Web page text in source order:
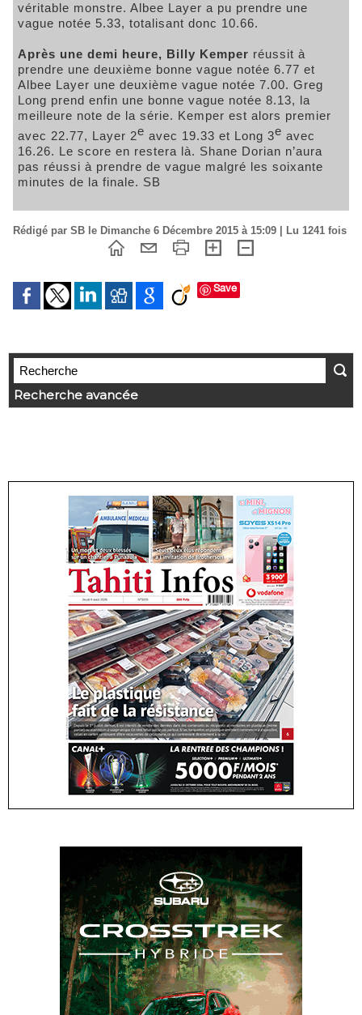
véritable monstre. Albee Layer a pu prendre une
vague notée 5.33, totalisant donc 10.66.
Après une demi heure, Billy Kemper réussit à
prendre une deuxième bonne vague notée 6.77 et
Albee Layer une deuxième vague notée 7.00. Greg
Long prend enfin une bonne vague notée 8.13, la
meilleure note de la série. Kemper est alors premier
avec 22.77, Layer 2e avec 19.33 et Long 3e avec
16.26. Le score en restera là. Shane Dorian n’aura
pas réussi à prendre de vague malgré les soixante
minutes de la finale. SB
Rédigé par SB le Dimanche 6 Décembre 2015 à 15:09 | Lu 1241 fois
Save
Recherche avancée